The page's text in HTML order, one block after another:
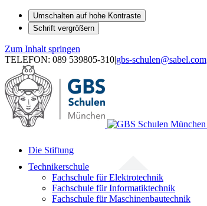
Umschalten auf hohe Kontraste
Schrift vergrößern
Zum Inhalt springen
TELEFON: 089 539805-310|gbs-schulen@sabel.com
Die Stiftung
Technikerschule
Fachschule für Elektrotechnik
Fachschule für Informatiktechnik
Fachschule für Maschinenbautechnik